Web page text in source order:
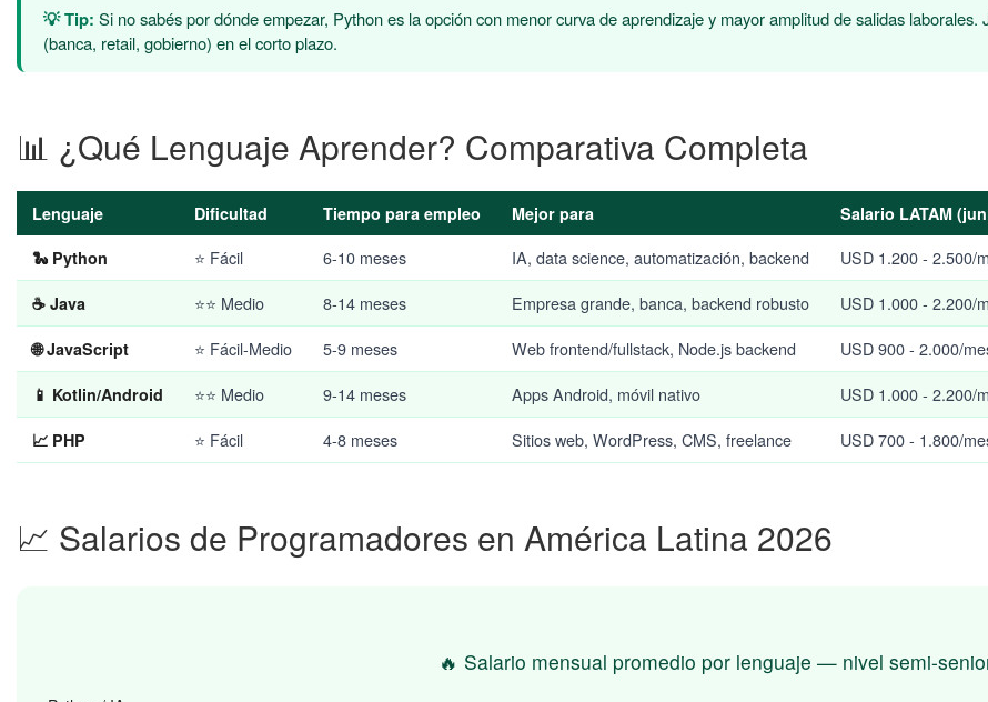
💡 Tip: Si no sabés por dónde empezar, Python es la opción con menor curva de aprendizaje y mayor amplitud de salidas
(banca, retail, gobierno) en el corto plazo.
📊 ¿Qué Lenguaje Aprender? Comparativa Completa
Lenguaje Dificultad Tiempo para empleo Mejor para
Salario LATAM
🐍 Python
⭐ Fácil 6-10 meses IA, data science, automatización, backend USD 1.200 - 2.500/
☕ Java ⭐⭐ Medio 8-14 meses Empresa grande, banca, backend robusto USD 1.000 - 2.200/
🌐 JavaScript ⭐ Fácil-Medio 5-9 meses Web frontend/fullstack, Node.js backend USD 900 - 2.000/
📱 Kotlin/Android ⭐⭐ Medio 9-14 meses Apps Android, móvil nativo USD 1.000 - 2.200/
📈 PHP ⭐ Fácil 4-8 meses Sitios web, WordPress, CMS, freelance USD 700 - 1.800/
📈 Salarios de Programadores en América Latina 2026
🔥 Salario mensual promedio por lenguaje — nivel semi-